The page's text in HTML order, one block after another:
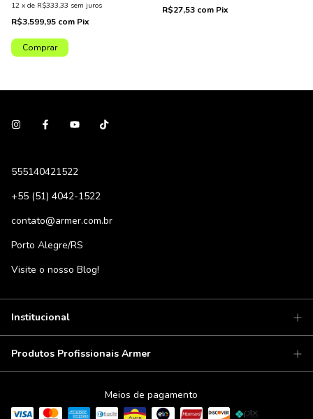
12 x de R$333,33 sem juros
R$3.599,95 com Pix
R$27,53 com Pix
555140421522
+55 (51) 4042-1522
contato@armer.com.br
Porto Alegre/RS
Visite o nosso Blog!
Institucional
Produtos Profissionais Armer
Meios de pagamento